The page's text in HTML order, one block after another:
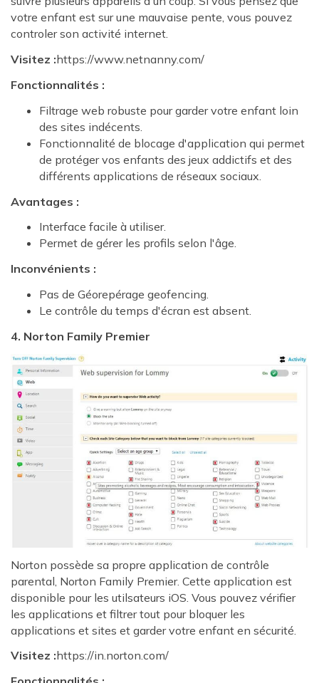
votre enfant est sur une mauvaise pente, vous pouvez
controler son activité internet.
Visitez :https://www.netnanny.com/
Fonctionnalités :
Filtrage web robuste pour garder votre enfant loin
des sites indécents.
Fonctionnalité de blocage d'application qui permet
de protéger vos enfants des jeux addictifs et des
différents applications de réseaux sociaux.
Avantages :
Interface facile à utiliser.
Permet de gérer les profils selon l'âge.
Inconvénients :
Pas de Géorepérage geofencing.
Le contrôle du temps d'écran est absent.
4. Norton Family Premier
Norton possède sa propre application de contrôle
parental, Norton Family Premier. Cette application est
disponible pour les utilsateurs iOS. Vous pouvez vérifier
les applications et filtrer tout pour bloquer les
applications et sites et garder votre enfant en sécurité.
Visitez :https://in.norton.com/